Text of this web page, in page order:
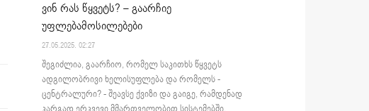
ვინ რას წყვეტს? – გაარჩიე
უფლებამოსილებები
27.05.2025. 02:27
შეგიძლია, გაარჩიო, რომელ საკითხს წყვეტს
ადგილობრივი ხელისუფლება და რომელს -
ცენტრალური? - შეავსე ქვიზი და გაიგე, რამდენად